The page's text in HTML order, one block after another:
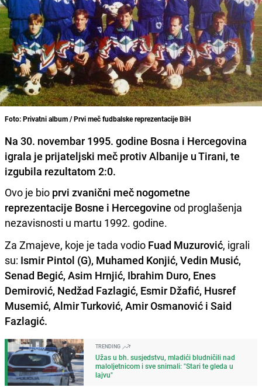
Foto: Privatni album / Prvi meč fudbalske reprezentacije BiH
Na 30. novembar 1995. godine Bosna i Hercegovina
igrala je prijateljski meč protiv Albanije u Tirani, te
izgubila rezultatom 2:0.
Ovo je bio prvi zvanični meč nogometne
reprezentacije Bosne i Hercegovine od proglašenja
nezavisnosti u martu 1992. godine.
Za Zmajeve, koje je tada vodio Fuad Muzurović, igrali
su: Ismir Pintol (G), Muhamed Konjić, Vedin Musić,
Senad Begić, Asim Hrnjić, Ibrahim Duro, Enes
Demirović, Nedžad Fazlagić, Esmir Džafić, Husref
Musemić, Almir Turković, Amir Osmanović i Said
Fazlagić.
TRENDING
Užas u bh. susjedstvu, mladići bludničili nad
maloljetnicom i sve snimali: "Stari te gleda u
lajvu"